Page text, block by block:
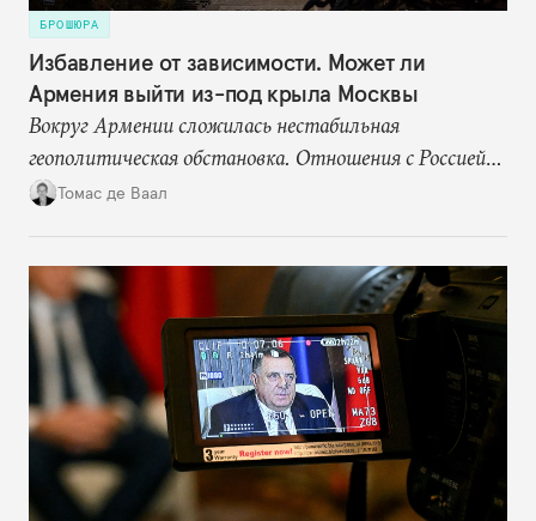
БРОШЮРА
Избавление от зависимости. Может ли
Армения выйти из-под крыла Москвы
Вокруг Армении сложилась нестабильная
геополитическая обстановка. Отношения с Россией
становятся все более напряженными, но страна по-
союзником. При этом общество поддерживает идею
диверсификации внешней политики: практически
никто не хочет возврата к той зависимости от
России в области безопасности, которая имела
место до 2020 года.
Томас де Ваал